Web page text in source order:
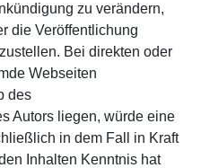
zu verändern,
die Veröffentlichung
Bei direkten oder
Webseiten
des
Autors liegen, würde eine
in dem Fall in Kraft
Inhalten Kenntnis hat